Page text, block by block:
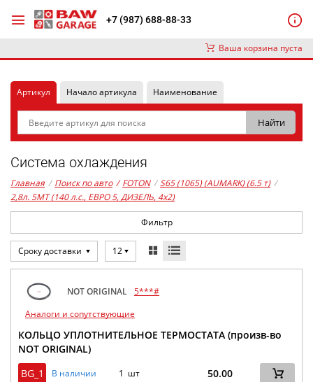
+7 (987) 688-88-33
Ваша корзина пуста
Артикул Начало артикула Наименование
Система охлаждения
Главная / Поиск по авто / FOTON / S65 (1065) (AUMARK) (6.5 т) /
2,8л. 5MT (140 л.с., ЕВРО 5, ДИЗЕЛЬ, 4x2)
Фильтр
Сроку доставки 12
NOT ORIGINAL 5***#
Аналоги и сопутствующие
КОЛЬЦО УПЛОТНИТЕЛЬНОЕ ТЕРМОСТАТА (произв-во
NOT ORIGINAL)
BG_1
В наличии 1 шт 50.00